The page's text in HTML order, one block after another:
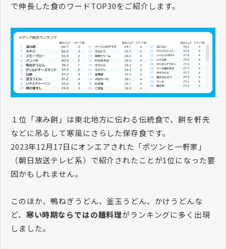
で伸長した食のワードTOP30をご紹介します。
１位「凍み餅」は東北地方に伝わる伝統食で、餅を軒先
などに吊るして寒風にさらした保存食です。
2023年12月17日にオンエアされた「ポツンと一軒家」
（朝日放送テレビ系）で紹介されたことが1位になった要
因かもしれません。
このほか、鴨ねぎうどん、釜玉うどん、かけうどんな
ど、 寒い時期ならではの麺料理がランキングに多く出現
しました。